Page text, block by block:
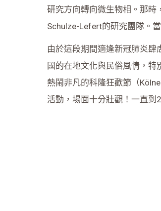
研究方向轉向微生物相。那時
Schulze-Lefert的研究團隊。
由於這段期間適逢新冠肺炎
國的在地文化與民俗風情，
熱鬧非凡的科隆狂歡節（
活動，場面十分壯觀！一直到